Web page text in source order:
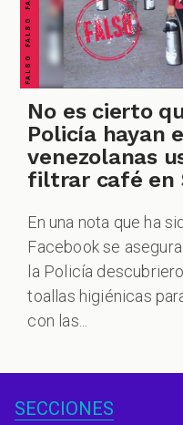
No es cierto
Policía hayan
venezolanas
filtrar café en
En una nota que ha
Facebook se
la Policía
toallas higiénicas
con las...
SECCIONES